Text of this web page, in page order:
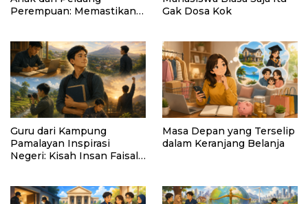
Perempuan: Memastikan
Gak Dosa Kok
Guru dari Kampung
Pamalayan Inspirasi
Negeri: Kisah Insan Faisal
Pelosok Negeri”
Masa Depan yang Terselip
dalam Keranjang Belanja